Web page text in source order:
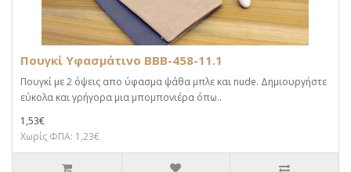
Πουγκί Υφασμάτινο BBB-458-11.1
Πουγκί με 2 όψεις απο ύφασμα ψάθα μπλε και nude. Δημιουργήστε
εύκολα και γρήγορα μια μπομπονιέρα όπω..
1,53€
Χωρίς ΦΠΑ: 1,23€